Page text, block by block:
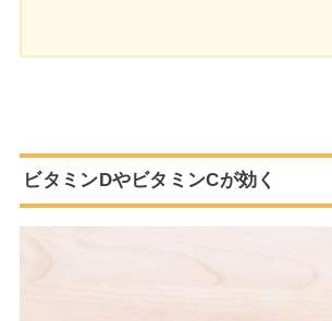
ビタミンDやビタミンCが効く